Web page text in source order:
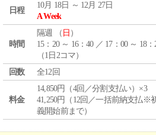
日程
10月 18日 ～ 12月 27日
A Week
時間
隔週 （ 日 ）
15：20 ～ 16：40 ／ 17：00 ～ 18：
（1日2コマ）
回数
全12回
料金
14,850円（4回／分割支払い）×3
41,250円（12回／一括前納支払※
義開始前まで）